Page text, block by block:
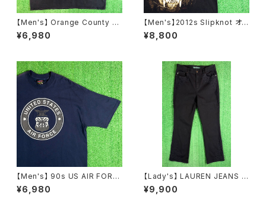
【Men's】 Orange County C
hoppers カットオフ Tシャツ /
古着 バイク バイカー ティーシャ
¥6,980
【Men's】2012s Slipknot オフ
ィシャル Tシャツ / 古着 バンド
ロック ティーシャツ T-Shirt ス
¥8,800
【Men's】 90s US AIR FORC
E リフレクター プリント Tシャツ
/ アメリカ製 USA製 90年代 U
¥6,980
【Lady's】 LAUREN JEANS R
ALPH LAUREN レースデザイ
ン フレアパンツ / 古着 パンツ フ
¥9,900